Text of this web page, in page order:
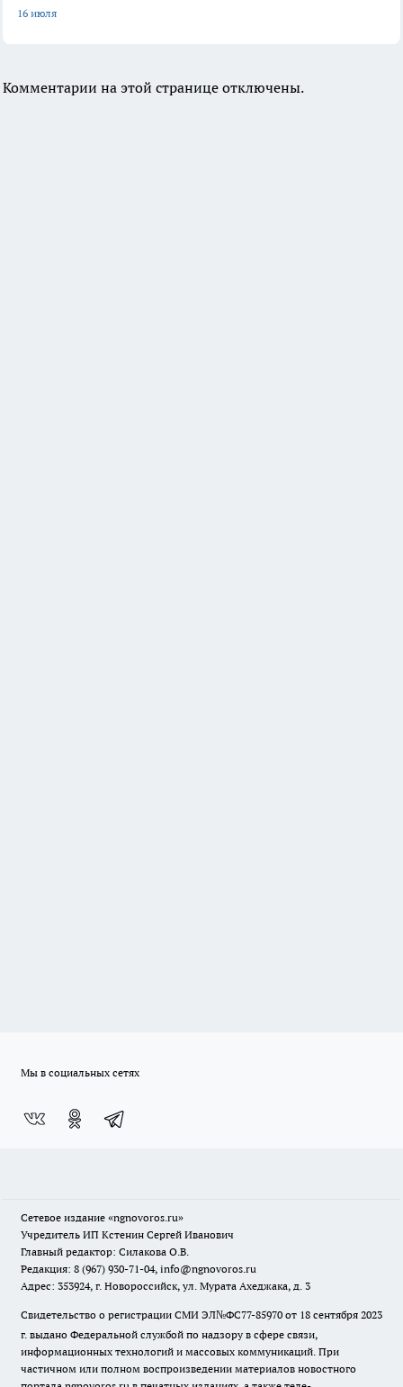
16 июля
Комментарии на этой странице отключены.
Мы в социальных сетях
Сетевое издание «ngnovoros.ru»
Учредитель ИП Кстенин Сергей Иванович
Главный редактор: Силакова О.В.
Редакция: 8 (967) 930-71-04, info@ngnovoros.ru
Адрес: 353924, г. Новороссийск, ул. Мурата Ахеджака, д. 3
Свидетельство о регистрации СМИ ЭЛ№ФС77-85970 от 18 сентября 2023
г. выдано Федеральной службой по надзору в сфере связи,
информационных технологий и массовых коммуникаций. При
частичном или полном воспроизведении материалов новостного